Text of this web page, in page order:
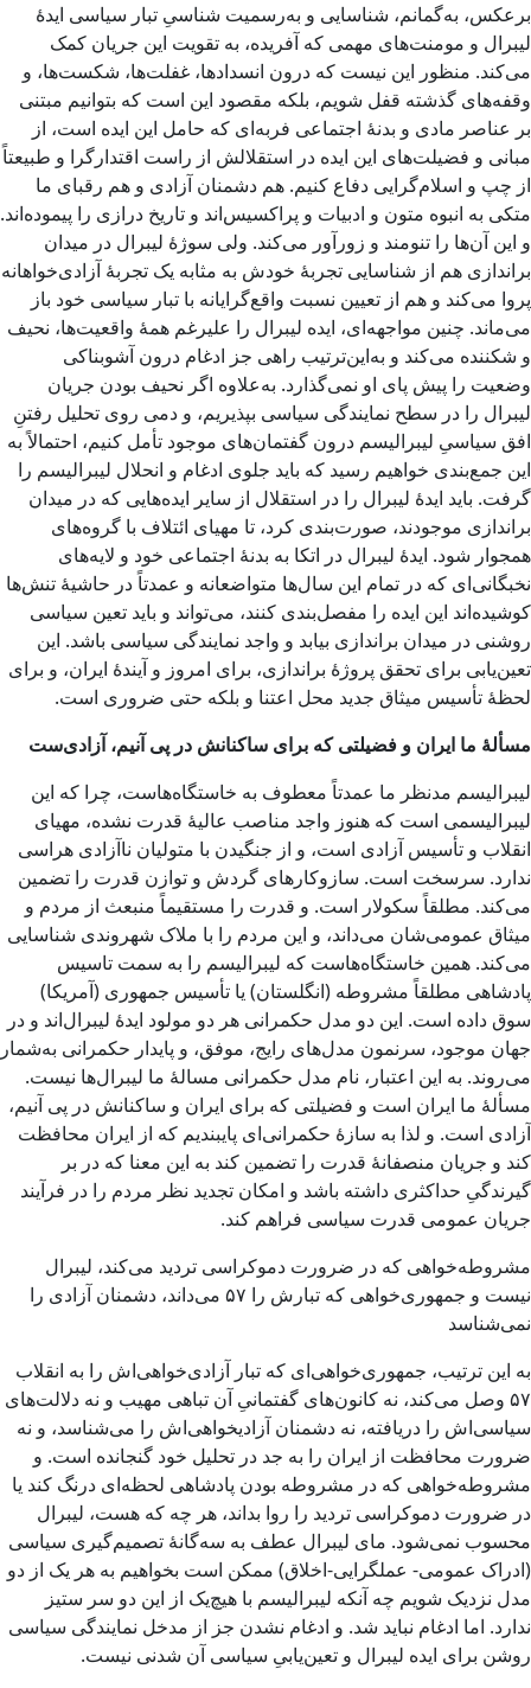
برعکس، به‌گمانم، شناسایی و به‌رسمیت شناسیِ تبار سیاسی ایدۀ
لیبرال و مومنت‌های مهمی که آفریده، به تقویت این جریان کمک
می‌کند. منظور این نیست که درون انسدادها، غفلت‌ها، شکست‌ها، و
وقفه‌های گذشته قفل شویم، بلکه مقصود این است که بتوانیم مبتنی
بر عناصر مادی و بدنۀ اجتماعی فربه‌ای که حامل این ایده است، از
مبانی و فضیلت‌های این ایده در استقلالش از راست اقتدارگرا و طبیعتاً
از چپ و اسلام‌گرایی دفاع کنیم. هم دشمنان آزادی و هم رقبای ما
متکی به انبوه متون و ادبیات و پراکسیس‌اند و تاریخ درازی را پیموده‌اند.
و این آن‌ها را تنومند و زورآور می‌کند. ولی سوژۀ لیبرال در میدان
براندازی هم از شناسایی تجربۀ خودش به مثابه یک تجربۀ آزادی‌خواهانه
پروا می‌کند و هم از تعیین نسبت واقع‌گرایانه با تبار سیاسی خود باز
می‌ماند. چنین مواجهه‌ای، ایده لیبرال را علیرغم همۀ واقعیت‌ها، نحیف
و شکننده می‌کند و به‌این‌ترتیب راهی جز ادغام درون آشوبناکی
وضعیت را پیش پای او نمی‌گذارد. به‌علاوه اگر نحیف بودن جریان
لیبرال را در سطح نمایندگی سیاسی بپذیریم، و دمی روی تحلیل رفتنِ
افق سیاسیِ لیبرالیسم درون گفتمان‌های موجود تأمل کنیم، احتمالاً به
این جمع‌بندی خواهیم رسید که باید جلوی ادغام و انحلال لیبرالیسم را
گرفت. باید ایدۀ لیبرال را در استقلال از سایر ایده‌هایی که در میدان
براندازی موجودند، صورت‌بندی کرد، تا مهیای ائتلاف با گروه‌های
همجوار شود. ایدۀ لیبرال در اتکا به بدنۀ اجتماعی خود و لایه‌های
نخبگانی‌ای که در تمام این سال‌ها متواضعانه و عمدتاً در حاشیۀ تنش‌ها
کوشیده‌اند این ایده را مفصل‌بندی کنند، می‌تواند و باید تعین سیاسی
روشنی در میدان براندازی بیابد و واجد نمایندگی سیاسی باشد. این
تعین‌یابی برای تحقق پروژۀ براندازی، برای امروز و آیندۀ ایران، و برای
لحظۀ تأسیس میثاق جدید محل اعتنا و بلکه حتی ضروری است.
مسألۀ ما ایران و فضیلتی که برای ساکنانش در پی آنیم، آزادی‌‌ست
لیبرالیسم مدنظر ما عمدتاً معطوف به خاستگاه‌هاست، چرا که این
لیبرالیسمی است که هنوز واجد مناصب عالیۀ قدرت نشده، مهیای
انقلاب و تأسیس آزادی است، و از جنگیدن با متولیان ناآزادی هراسی
ندارد. سرسخت است. سازوکارهای گردش و توازن قدرت را تضمین
می‌کند. مطلقاً سکولار است. و قدرت را مستقیماً منبعث از مردم و
میثاق عمومی‌شان می‌داند، و این مردم را با ملاک شهروندی شناسایی
می‌کند. همین خاستگاه‌هاست که لیبرالیسم را به سمت تاسیس
پادشاهی مطلقاً مشروطه (انگلستان) یا تأسیس جمهوری (آمریکا)
سوق داده است. این دو مدل حکمرانی هر دو مولود ایدۀ لیبرال‌اند و در
جهان موجود، سرنمون مدل‌های رایج، موفق، و پایدار حکمرانی به‌شمار
می‌روند. به این اعتبار، نام مدل حکمرانی مسالۀ ما لیبرال‌ها نیست.
مسألۀ ما ایران است و فضیلتی که برای ایران و ساکنانش در پی آنیم،
آزادی است. و لذا به سازۀ حکمرانی‌ای پایبندیم که از ایران محافظت
کند و جریان منصفانۀ قدرت را تضمین کند به این معنا که در بر
گیرندگیِ حداکثری داشته باشد و امکان تجدید نظر مردم را در فرآیند
جریان عمومی قدرت سیاسی فراهم کند.
مشروطه‌خواهی که در ضرورت دموکراسی تردید می‌کند، لیبرال
نیست و جمهوری‌خواهی که تبارش را ۵۷ می‌داند، دشمنان آزادی را
نمی‌شناسد
به این ترتیب، جمهوری‌خواهی‌ای که تبار آزادی‌خواهی‌اش را به انقلاب
۵۷ وصل می‌کند، نه کانون‌های گفتمانیِ آن تباهی مهیب و نه دلالت‌های
سیاسی‌اش را دریافته، نه دشمنان آزادیخواهی‌اش را می‌شناسد، و نه
ضرورت محافظت از ایران را به جد در تحلیل خود گنجانده است. و
مشروطه‌خواهی که در مشروطه بودن پادشاهی لحظه‌ای درنگ کند یا
در ضرورت دموکراسی تردید را روا بداند، هر چه که هست، لیبرال
محسوب نمی‌شود. مای لیبرال عطف به سه‌گانۀ تصمیم‌گیری سیاسی
(ادراک عمومی- عملگرایی-اخلاق) ممکن است بخواهیم به هر یک از دو
مدل نزدیک شویم چه آنکه لیبرالیسم با هیچ‌یک از این دو سر ستیز
ندارد. اما ادغام نباید شد. و ادغام نشدن جز از مدخل نمایندگی سیاسی
روشن برای ایده لیبرال و تعین‌یابیِ سیاسی آن شدنی نیست.